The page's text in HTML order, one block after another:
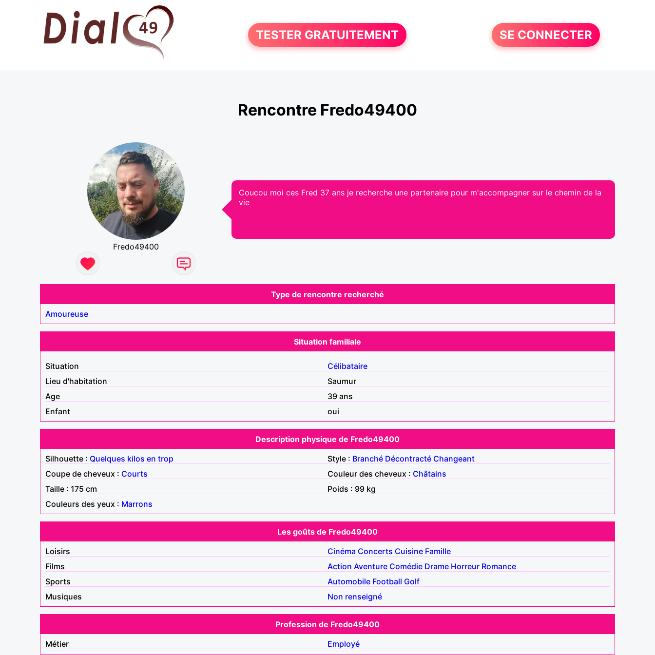
TESTER GRATUITEMENT SE CONNECTER
Rencontre Fredo49400
Fredo49400
Coucou moi ces Fred 37 ans je recherche une partenaire pour m'accompagner sur le chemin de la
vie
Type de rencontre recherché
Amoureuse
Situation familiale
Situation
Célibataire
Lieu d'habitation
Saumur
Age
39 ans
Enfant
oui
Description physique de Fredo49400
Silhouette : Quelques kilos en trop Style : Branché Décontracté Changeant
Coupe de cheveux : Courts Couleur des cheveux : Châtains
Taille : 175 cm
Poids : 99 kg
Couleurs des yeux : Marrons
Les goûts de Fredo49400
Loisirs
Cinéma Concerts Cuisine Famille
Films
Action Aventure Comédie Drame Horreur Romance
Sports
Automobile Football Golf
Musiques
Non renseigné
Profession de Fredo49400
Métier
Employé